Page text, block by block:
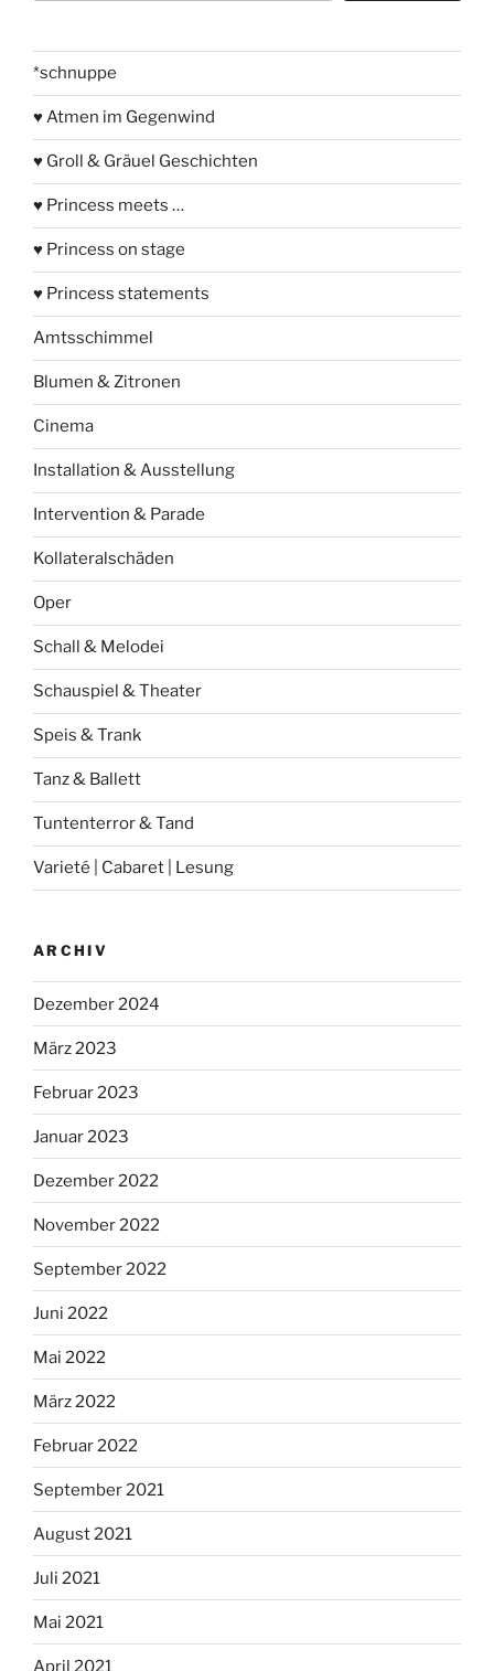
*schnuppe
♥ Atmen im Gegenwind
♥ Groll & Gräuel Geschichten
♥ Princess meets …
♥ Princess on stage
♥ Princess statements
Amtsschimmel
Blumen & Zitronen
Cinema
Installation & Ausstellung
Intervention & Parade
Kollateralschäden
Oper
Schall & Melodei
Schauspiel & Theater
Speis & Trank
Tanz & Ballett
Tuntenterror & Tand
Varieté | Cabaret | Lesung
ARCHIV
Dezember 2024
März 2023
Februar 2023
Januar 2023
Dezember 2022
November 2022
September 2022
Juni 2022
Mai 2022
März 2022
Februar 2022
September 2021
August 2021
Juli 2021
Mai 2021
April 2021